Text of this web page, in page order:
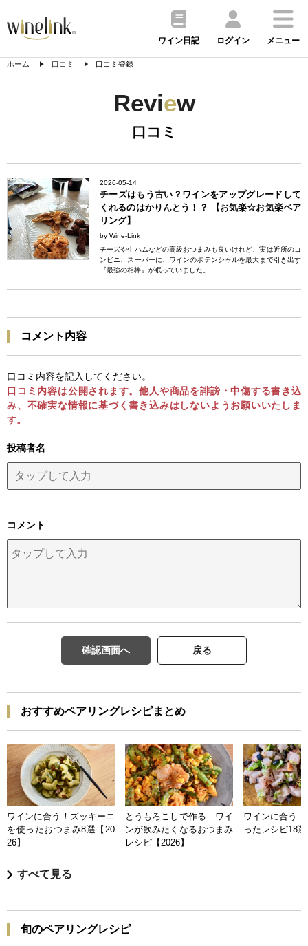
ワイン日記 ログイン メニュー
ホーム 口コミ 口コミ登録
Review
口コミ
2026-05-14
チーズはもう古い？ワインをアップグレードして
くれるのはかりんとう！？ 【お気楽☆お気楽ペア
リング】
by Wine-Link
チーズや生ハムなどの高級おつまみも良いけれど、実は近所のコ
ンビニ、スーパーに、ワインのポテンシャルを最大まで引き出す
『最強の相棒』が眠っていました。
コメント内容
口コミ内容を記入してください。
口コミ内容は公開されます。他人や商品を誹謗・中傷する書き込
み、不確実な情報に基づく書き込みはしないようお願いいたしま
す。
投稿者名
コメント
確認画面へ 戻る
おすすめペアリングレシピまとめ
ワインに合う！ズッキーニ
を使ったおつまみ8選【20
26】
とうもろこしで作る ワイ
ンが飲みたくなるおつまみ
レシピ【2026】
ワインに合う
ったレシピ18
すべて見る
旬のペアリングレシピ